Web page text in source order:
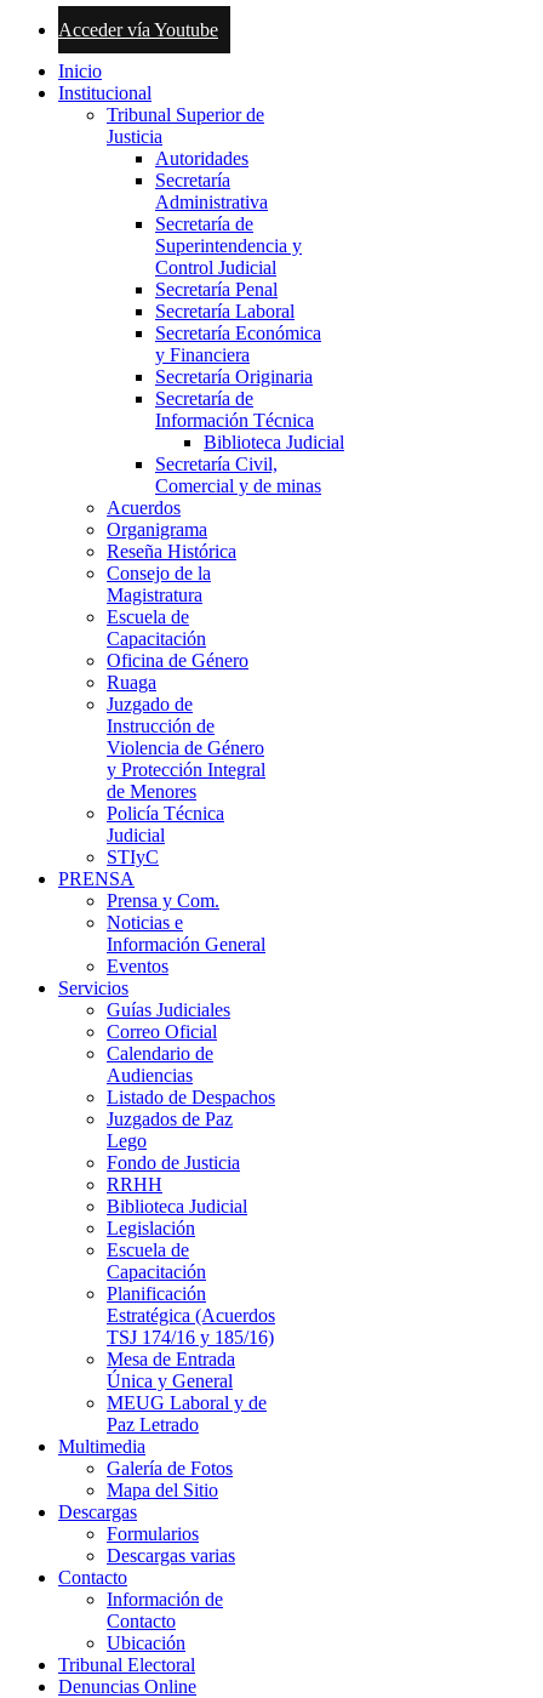
Acceder vía Youtube
Inicio
Institucional
Tribunal Superior de
Justicia
Autoridades
Secretaría
Administrativa
Secretaría de
Superintendencia y
Control Judicial
Secretaría Penal
Secretaría Laboral
Secretaría Económica
y Financiera
Secretaría Originaria
Secretaría de
Información Técnica
Biblioteca Judicial
Secretaría Civil,
Comercial y de minas
Acuerdos
Organigrama
Reseña Histórica
Consejo de la
Magistratura
Escuela de
Capacitación
Oficina de Género
Ruaga
Juzgado de
Instrucción de
Violencia de Género
y Protección Integral
de Menores
Policía Técnica
Judicial
STIyC
PRENSA
Prensa y Com.
Noticias e
Información General
Eventos
Servicios
Guías Judiciales
Correo Oficial
Calendario de
Audiencias
Listado de Despachos
Juzgados de Paz
Lego
Fondo de Justicia
RRHH
Biblioteca Judicial
Legislación
Escuela de
Capacitación
Planificación
Estratégica (Acuerdos
TSJ 174/16 y 185/16)
Mesa de Entrada
Única y General
MEUG Laboral y de
Paz Letrado
Multimedia
Galería de Fotos
Mapa del Sitio
Descargas
Formularios
Descargas varias
Contacto
Información de
Contacto
Ubicación
Tribunal Electoral
Denuncias Online